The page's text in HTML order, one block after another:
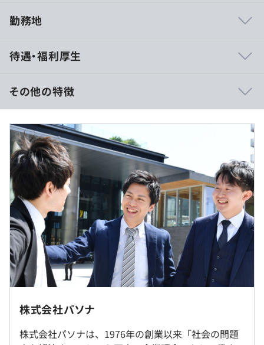
るチームですので、技術的な相談・プライベートな相談、
・中途入社者の方、グローバルメンバーの方も多数在籍。
年次の壁がありません。
・『Slack』ではチームメンバー同士のコミュニケーショ
ンはもちろん。チーム外でも「技術情報」「健康」「子育
て」「旅行」など様々なチャネルでコミュニケーションが
活性化しています。
・子育てと両立している方や副業を行っている方等、ワー
クライフバランスも大切にしています。
主にMac、その他自宅作業に必要な場合ディスプレイなど
貸与しています。処理負荷が高いPJT担当時にはマシンス
ペックの調整も行います。
プロジェクトごとに選択、アジャイル、スクラム、グロー
勤務地
愛知、大阪、兵庫（淡路島）、福岡、島根（すべて弊社
Lab内）での勤務も可能です。
※現状テレワーク比率8割/月ほどの勤務です。
※プロジェクトによりお取引先企業内での作業も発生しま
待遇・福利厚生
月給 291,000円～ 基本給￥225,000～を含む/月
■賞与実績:年2回(6月・12月)
■他諸手当（職位手当、役割手当、職務手当、職務手当
②（固定残業手当：20,000円～60,000円）
※経験、能力を考慮の上、当社規定により決定いたしま
す。
・固定残業超過分別途支給
・固定残業代の相当時間：6時間5分～33時間35分/月
職位により変更になります。
職位が上がると、固定残業相当時間が少なくなります。
・年収450万（24万／月額+賞与など）メンバー
・年収550万（30万／月額+賞与など）プロジェクトリー
ダー
その他の特徴
株式会社パソナ
株式会社パソナは、1976年の創業以来「社会の問題